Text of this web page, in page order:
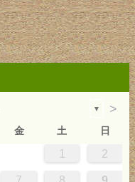
▼ >
金 土 日
1 2